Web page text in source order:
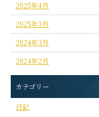
2025年4月
2025年3月
2024年3月
2024年2月
カテゴリー
日記